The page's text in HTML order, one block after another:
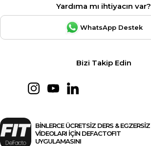
Yardıma mı ihtiyacın var?
WhatsApp Destek
Bizi Takip Edin
BİNLERCE ÜCRETSİZ DERS & EGZERSİZ
VİDEOLARI İÇİN DEFACTOFIT
UYGULAMASINI